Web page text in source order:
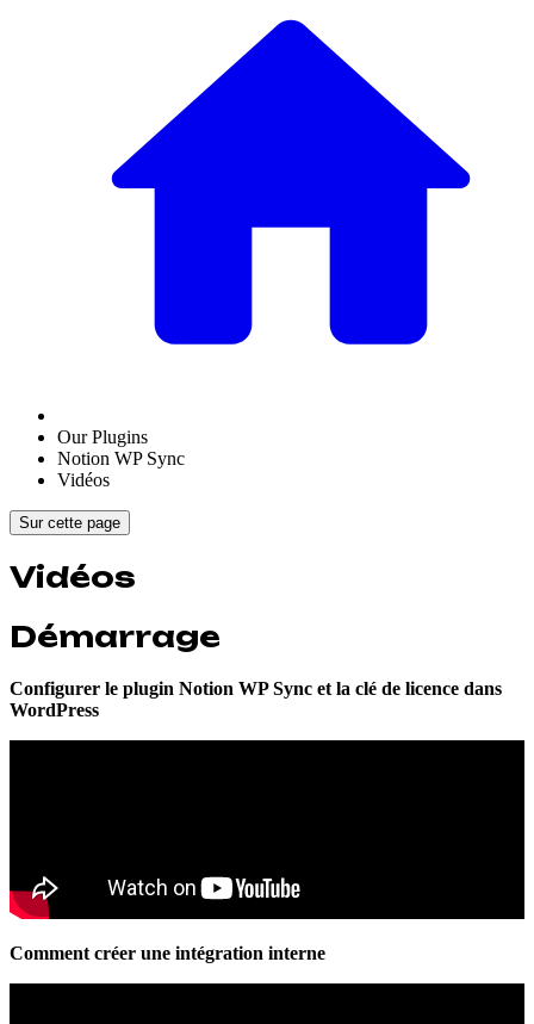
Our Plugins
Notion WP Sync
Vidéos
Sur cette page
Vidéos
Démarrage
Configurer le plugin Notion WP Sync et la clé de licence dans
WordPress
Comment créer une intégration interne